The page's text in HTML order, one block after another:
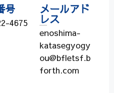
号
4675
メールアド
レス
enoshima-
katasegyogy
ou@bfletsf.b
forth.com